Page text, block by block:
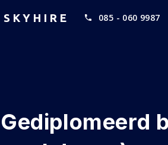
SKYHIRE 085 - 060 9987
Gediplomeerd